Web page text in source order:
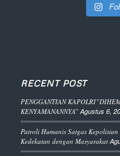
RECENT POST
PENGGANTIAN
KENYAMANANNYA” Agustus 6,
Patroli Humanis Satgas
Kedekatan dengan Masyarakat